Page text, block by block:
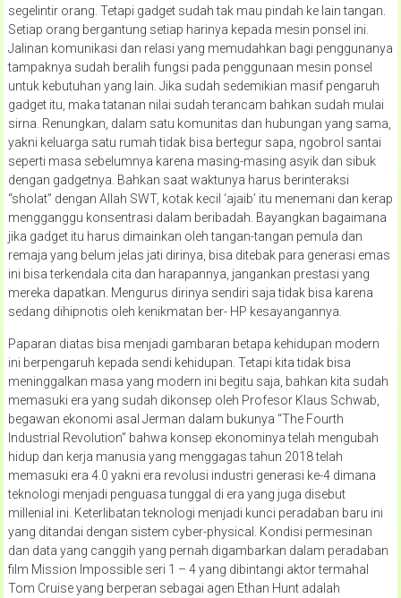
segelintir orang. Tetapi gadget sudah tak mau pindah ke lain tangan.
Setiap orang bergantung setiap harinya kepada mesin ponsel ini.
Jalinan komunikasi dan relasi yang memudahkan bagi penggunanya
tampaknya sudah beralih fungsi pada penggunaan mesin ponsel
untuk kebutuhan yang lain. Jika sudah sedemikian masif pengaruh
gadget itu, maka tatanan nilai sudah terancam bahkan sudah mulai
sirna. Renungkan, dalam satu komunitas dan hubungan yang sama,
yakni keluarga satu rumah tidak bisa bertegur sapa, ngobrol santai
seperti masa sebelumnya karena masing-masing asyik dan sibuk
dengan gadgetnya. Bahkan saat waktunya harus berinteraksi
“sholat” dengan Allah SWT, kotak kecil ‘ajaib’ itu menemani dan kerap
mengganggu konsentrasi dalam beribadah. Bayangkan bagaimana
jika gadget itu harus dimainkan oleh tangan-tangan pemula dan
remaja yang belum jelas jati dirinya, bisa ditebak para generasi emas
ini bisa terkendala cita dan harapannya, jangankan prestasi yang
mereka dapatkan. Mengurus dirinya sendiri saja tidak bisa karena
sedang dihipnotis oleh kenikmatan ber- HP kesayangannya.
Paparan diatas bisa menjadi gambaran betapa kehidupan modern
ini berpengaruh kepada sendi kehidupan. Tetapi kita tidak bisa
meninggalkan masa yang modern ini begitu saja, bahkan kita sudah
memasuki era yang sudah dikonsep oleh Profesor Klaus Schwab,
begawan ekonomi asal Jerman dalam bukunya “The Fourth
Industrial Revolution” bahwa konsep ekonominya telah mengubah
hidup dan kerja manusia yang menggagas tahun 2018 telah
memasuki era 4.0 yakni era revolusi industri generasi ke-4 dimana
teknologi menjadi penguasa tunggal di era yang juga disebut
millenial ini. Keterlibatan teknologi menjadi kunci peradaban baru ini
yang ditandai dengan sistem cyber-physical. Kondisi permesinan
dan data yang canggih yang pernah digambarkan dalam peradaban
film Mission Impossible seri 1 – 4 yang dibintangi aktor termahal
Tom Cruise yang berperan sebagai agen Ethan Hunt adalah